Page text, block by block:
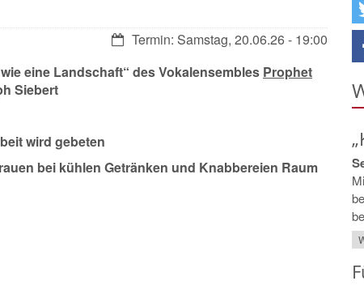
Datum:Termin: Samstag, 20.06.26 - 19:00
eine Landschaft“ des Vokalensembles Prophet
Siebert
wird gebeten
bei kühlen Getränken und Knabbereien Raum